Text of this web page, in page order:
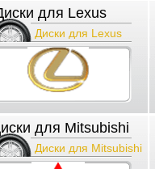
для Lexus
Диски для Lexus
для Mitsubishi
Диски для Mitsubishi